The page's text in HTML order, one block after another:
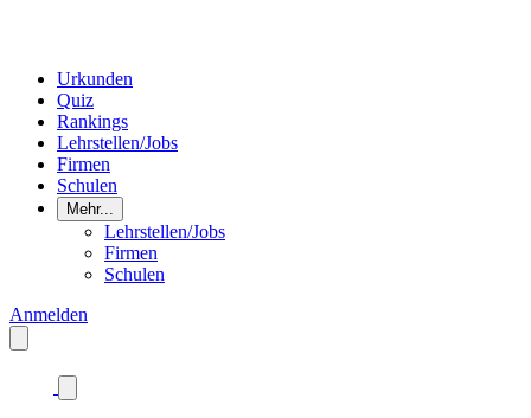
Urkunden
Quiz
Rankings
Lehrstellen/Jobs
Firmen
Schulen
Mehr...
Lehrstellen/Jobs
Firmen
Schulen
Anmelden